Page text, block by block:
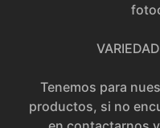
Tenemos para
productos, si no